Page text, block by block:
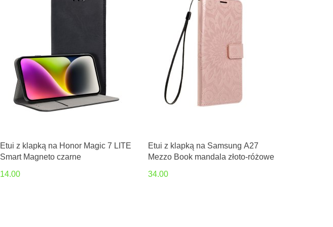
Etui z klapką na Honor Magic 7 LITE
Smart Magneto czarne
14.00
Etui z klapką na Samsung A27
Mezzo Book mandala złoto-różowe
34.00